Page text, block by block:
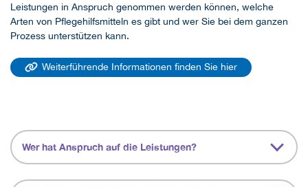
Leistungen in Anspruch genommen werden können, welche
Arten von Pflegehilfsmitteln es gibt und wer Sie bei dem ganzen
Prozess unterstützen kann.
Weiterführende Informationen finden Sie hier
Wer hat Anspruch auf die Leistungen?